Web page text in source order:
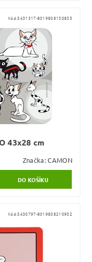
Kód:5431317-8019808130835
43x28 cm
Značka:CAMON
Kód:5430797-8019808210902